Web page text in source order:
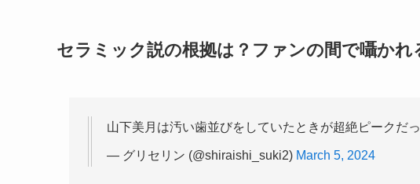
セラミック説の根拠は？ファンの間で囁かれ
山下美月は汚い歯並びをしていたときが超絶ピークだ
— グリセリン (@shiraishi_suki2) March 5, 2024